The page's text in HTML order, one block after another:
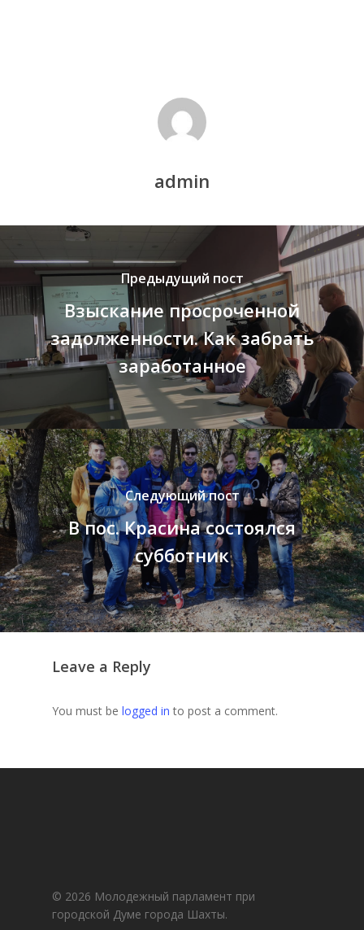
admin
Предыдущий пост
Взыскание просроченной
задолженности. Как забрать
заработанное
Следующий пост
В пос. Красина состоялся
субботник
Leave a Reply
You must be logged in to post a comment.
© 2026 Молодежный парламент при
городской Думе города Шахты.